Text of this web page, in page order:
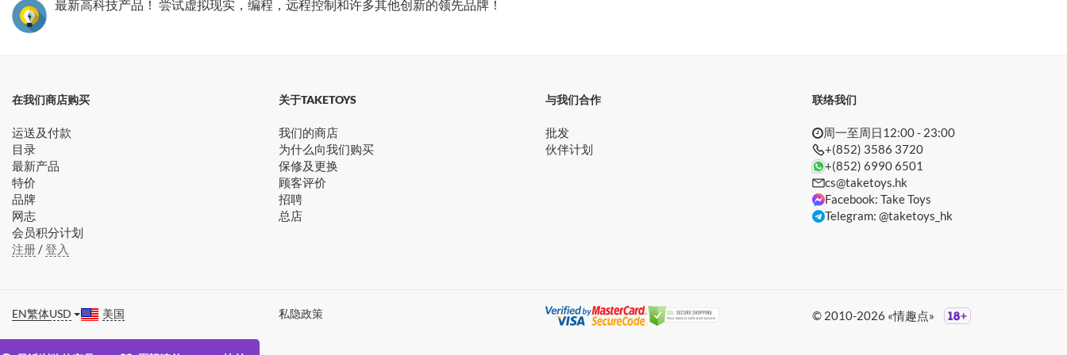
最新高科技产品！ 尝试虚拟现实，编程，远程控制和许多其他创新的领先品牌！
在我们商店购买
运送及付款
目录
最新产品
特价
品牌
网志
会员积分计划
注册/登入
关于TAKETOYS
我们的商店
为什么向我们购买
保修及更换
顾客评价
招聘
总店
与我们合作
批发
伙伴计划
联络我们
周一至周日12:00 - 23:00
+(852) 3586 3720
+(852) 6990 6501
cs@taketoys.hk
Facebook: Take Toys
Telegram: @taketoys_hk
EN繁体USD 美国 私隐政策 © 2010-2026 «情趣点»